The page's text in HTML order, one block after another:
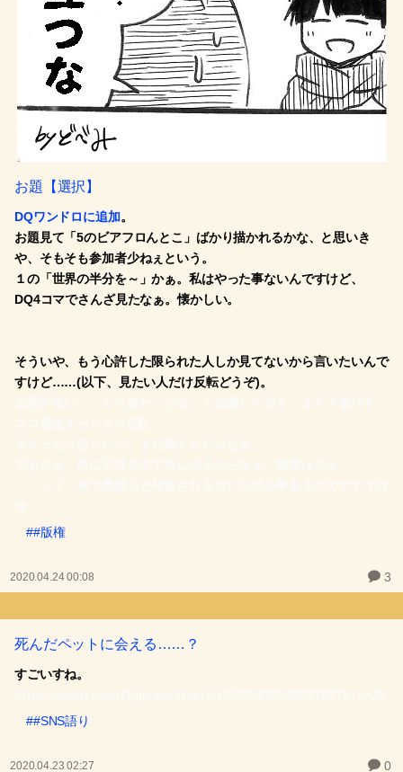
お題【選択】
DQワンドロに追加。
お題見て「5のビアフロんとこ」ばかり描かれるかな、と思いき
や、そもそも参加者少ねぇという。
１の「世界の半分を～」かぁ。私はやった事ないんですけど、
DQ4コマでさんざ見たなぁ。懐かしい。
そういや、もう心許した限られた人しか見てないから言いたいんで
すけど……(以下、見たい人だけ反転どうぞ)。
##版権
2020.04.24 00:08 3
死んだペットに会える……？
すごいすね。
##SNS語り
2020.04.23 02:27 0